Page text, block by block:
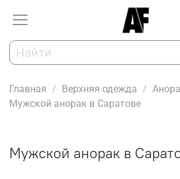
Главная Верхняя одежда
Мужской анорак в Саратове
Мужской анорак в